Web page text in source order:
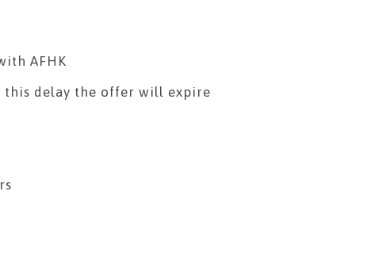
AFHK
this delay the offer will expire